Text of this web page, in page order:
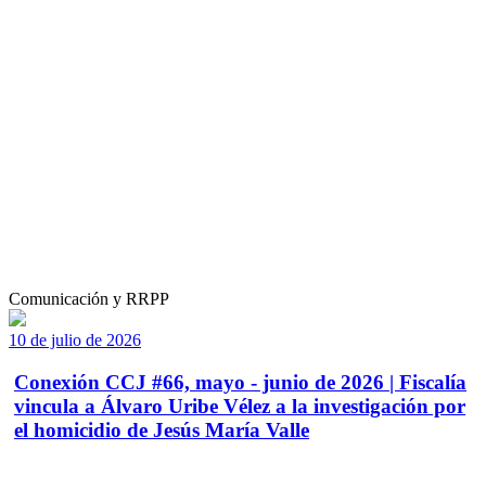
Comunicación y RRPP
10 de julio de 2026
Conexión CCJ #66, mayo - junio de 2026 | Fiscalía
vincula a Álvaro Uribe Vélez a la investigación por
el homicidio de Jesús María Valle